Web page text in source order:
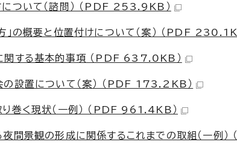
ついて（諮問） （PDF 253.9KB）
の概要と位置付けについて（案） （PDF
する基本的事項 （PDF 637.0KB）
設置について（案） （PDF 173.2KB）
巻く現状（一例） （PDF 961.4KB）
間景観の形成に関係するこれまでの取組（一例